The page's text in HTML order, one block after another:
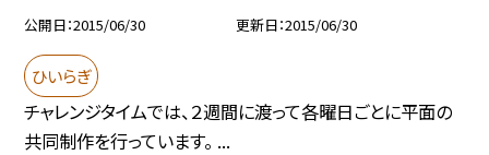
公開日 2015/06/30 更新日 2015/06/30
ひいらぎ
チャレンジタイムでは、２週間に渡って各曜日ごとに平面の
共同制作を行っています。 ...